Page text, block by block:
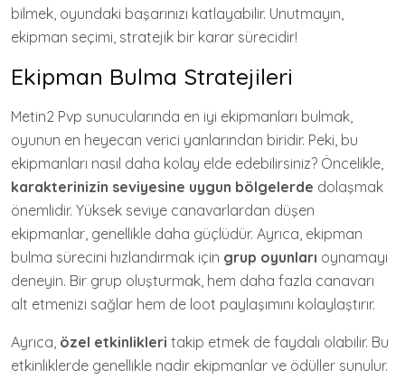
bilmek, oyundaki başarınızı katlayabilir. Unutmayın,
ekipman seçimi, stratejik bir karar sürecidir!
Ekipman Bulma Stratejileri
Metin2 Pvp sunucularında en iyi ekipmanları bulmak,
oyunun en heyecan verici yanlarından biridir. Peki, bu
ekipmanları nasıl daha kolay elde edebilirsiniz? Öncelikle,
karakterinizin seviyesine uygun bölgelerde dolaşmak
önemlidir. Yüksek seviye canavarlardan düşen
ekipmanlar, genellikle daha güçlüdür. Ayrıca, ekipman
bulma sürecini hızlandırmak için grup oyunları oynamayı
deneyin. Bir grup oluşturmak, hem daha fazla canavarı
alt etmenizi sağlar hem de loot paylaşımını kolaylaştırır.
Ayrıca, özel etkinlikleri takip etmek de faydalı olabilir. Bu
etkinliklerde genellikle nadir ekipmanlar ve ödüller sunulur.